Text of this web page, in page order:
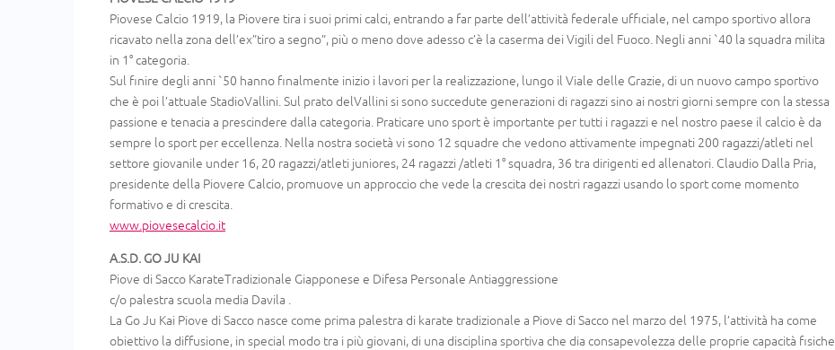
Piovese Calcio 1919, la Piovere tira i suoi primi calci, entrando a far parte dell’attività federale ufficiale, nel campo sportivo allora
ricavato nella zona dell’ex”tiro a segno”, più o meno dove adesso c’è la caserma dei Vigili del Fuoco. Negli anni `40 la squadra milita
in 1° categoria.
Sul finire degli anni `50 hanno finalmente inizio i lavori per la realizzazione, lungo il Viale delle Grazie, di un nuovo campo sportivo
che è poi l’attuale StadioVallini. Sul prato delVallini si sono succedute generazioni di ragazzi sino ai nostri giorni sempre con la stessa
passione e tenacia a prescindere dalla categoria. Praticare uno sport è importante per tutti i ragazzi e nel nostro paese il calcio è da
sempre lo sport per eccellenza. Nella nostra società vi sono 12 squadre che vedono attivamente impegnati 200 ragazzi/atleti nel
settore giovanile under 16, 20 ragazzi/atleti juniores, 24 ragazzi /atleti 1° squadra, 36 tra dirigenti ed allenatori. Claudio Dalla Pria,
presidente della Piovere Calcio, promuove un approccio che vede la crescita dei nostri ragazzi usando lo sport come momento
formativo e di crescita.
www.piovesecalcio.it
A.S.D. GO JU KAI
Piove di Sacco KarateTradizionale Giapponese e Difesa Personale Antiaggressione
c/o palestra scuola media Davila .
La Go Ju Kai Piove di Sacco nasce come prima palestra di karate tradizionale a Piove di Sacco nel marzo del 1975, l’attività ha come
obiettivo la diffusione, in special modo tra i più giovani, di una disciplina sportiva che dia consapevolezza delle proprie capacità fisiche